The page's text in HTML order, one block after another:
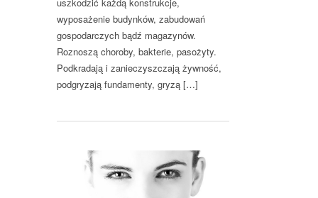
uszkodzić każdą konstrukcje,
wyposażenie budynków, zabudowań
gospodarczych bądź magazynów.
Roznoszą choroby, bakterie, pasożyty.
Podkradają i zanieczyszczają żywność,
podgryzają fundamenty, gryzą […]